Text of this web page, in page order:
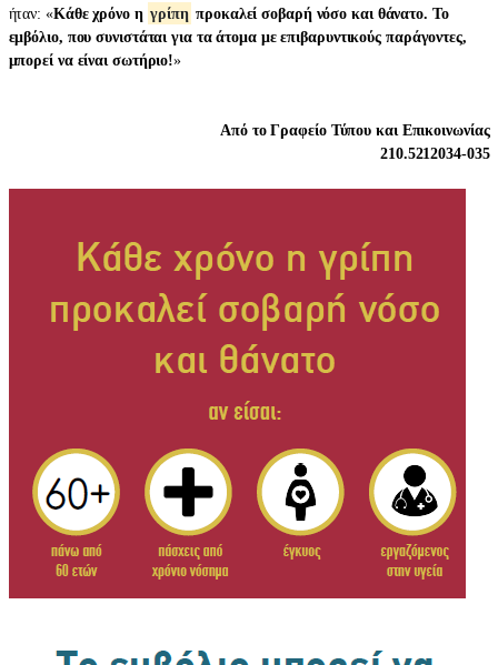
ήταν: «Κάθε χρόνο η γρίπη προκαλεί σοβαρή νόσο και θάνατο. Το
εμβόλιο, που συνιστάται για τα άτομα με επιβαρυντικούς παράγοντες,
μπορεί να είναι σωτήριο!»
Από το Γραφείο Τύπου και Επικοινωνίας
210.5212034-035